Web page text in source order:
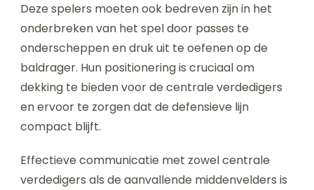
Deze spelers moeten ook bedreven zijn in het
onderbreken van het spel door passes te
onderscheppen en druk uit te oefenen op de
baldrager. Hun positionering is cruciaal om
dekking te bieden voor de centrale verdedigers
en ervoor te zorgen dat de defensieve lijn
compact blijft.
Effectieve communicatie met zowel centrale
verdedigers als de aanvallende middenvelders is